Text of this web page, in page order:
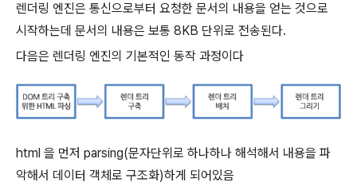
렌더링 엔진은 통신으로부터 요청한 문서의 내용을 얻는 것으로
시작하는데 문서의 내용은 보통 8KB 단위로 전송된다.
다음은 렌더링 엔진의 기본적인 동작 과정이다
html 을 먼저 parsing(문자단위로 하나하나 해석해서 내용을 파
악해서 데이터 객체로 구조화)하게 되어있음